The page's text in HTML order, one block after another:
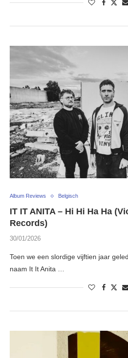
Album Reviews Belgisch
IT IT ANITA – Hi Hi Ha Ha
Records)
30/01/2026
Toen we een slordige vijftien jaar
naam It It Anita …